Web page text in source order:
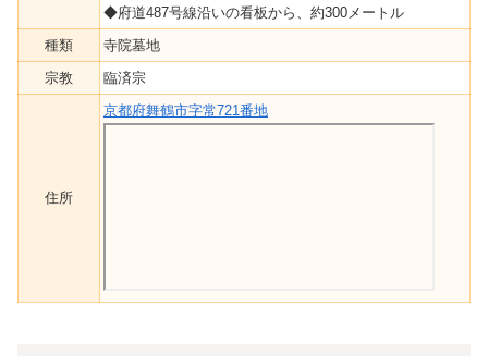
◆府道487号線沿いの看板から、約300メートル
種類
寺院墓地
宗教
臨済宗
住所
京都府舞鶴市字常721番地